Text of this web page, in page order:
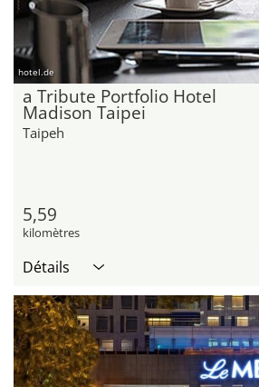
hotel.de
a Tribute Portfolio Hotel
Madison Taipei
Taipeh
5,59
kilomètres
Détails